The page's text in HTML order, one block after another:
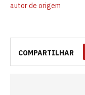
autor de origem
COMPARTILHAR